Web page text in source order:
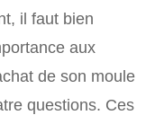
il faut bien
aux
de son moule
questions. Ces